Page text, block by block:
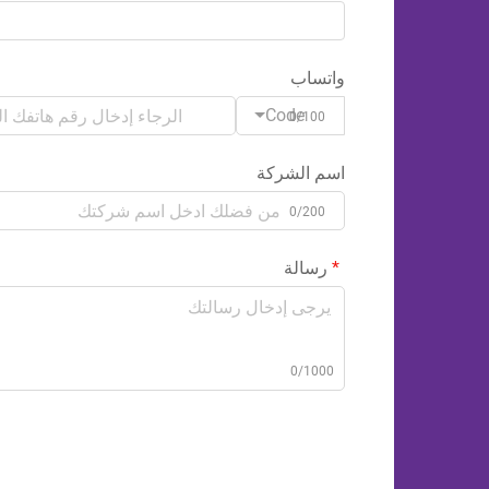
واتساب
Code0/100
اسم الشركة
0/200
رسالة
0/1000